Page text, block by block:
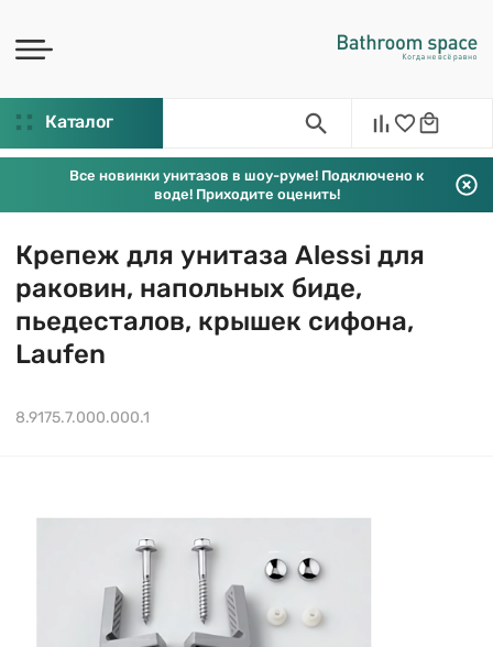
Каталог
Все новинки унитазов в шоу-руме! Подключено к
воде! Приходите оценить!
Крепеж для унитаза Alessi для
раковин, напольных биде,
пьедесталов, крышек сифона,
Laufen
8.9175.7.000.000.1